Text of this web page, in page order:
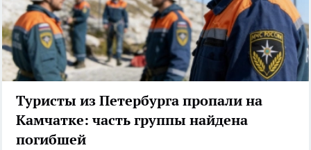
Туристы из Петербурга пропали на
Камчатке: часть группы найдена
погибшей